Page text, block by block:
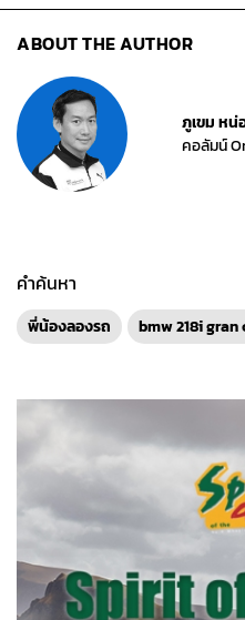
ABOUT THE AUTHOR
ภูเขม หน่
คอลัมน์
คำค้นหา
พี่น้องลองรถ bmw 218i gran